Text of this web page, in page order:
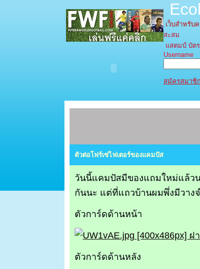
เว็บสำหรับ
สะสม
แสตมป์ บัต
สมัครสมาชิก
ตัวต่อโฟร์เซ่ไฟเตอร์ของแคมปัส
วันนี้แคมปัสมีของแถมใหม่แล้ว
กันนะ แต่ที่แถวบ้านผมพึ่งมีวาง
ตัวการ์ดด้านหน้า
ตัวการ์ดด้านหลัง